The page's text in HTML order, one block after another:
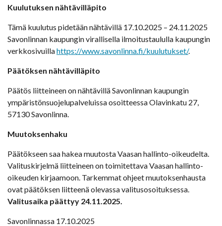
Kuulutuksen nähtävilläpito
Tämä kuulutus pidetään nähtävillä 17.10.2025 – 24.11.2025
Savonlinnan kaupungin virallisella ilmoitustaululla kaupungin
verkkosivuillahttps://www.savonlinna.fi/kuulutukset/.
Päätöksen nähtävilläpito
Päätös liitteineen on nähtävillä Savonlinnan kaupungin
ympäristönsuojelupalveluissa osoitteessa Olavinkatu 27,
57130 Savonlinna.
Muutoksenhaku
Päätökseen saa hakea muutosta Vaasan hallinto-oikeudelta.
Valituskirjelmä liitteineen on toimitettava Vaasan hallinto-
oikeuden kirjaamoon. Tarkemmat ohjeet muutoksenhausta
ovat päätöksen liitteenä olevassa valitusosoituksessa.
Valitusaika päättyy 24.11.2025.
Savonlinnassa 17.10.2025